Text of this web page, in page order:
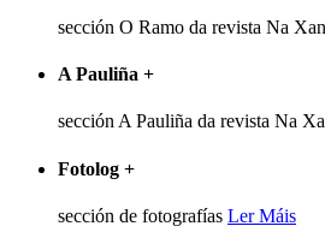
sección O Ramo da revista Na
A Pauliña +
sección A Pauliña da revista Na
Fotolog +
sección de fotografías Ler Máis